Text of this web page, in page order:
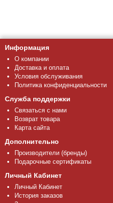
Информация
О компании
Доставка и оплата
Условия обслуживания
Политика конфиденциальности
Служба поддержки
Связаться с нами
Возврат товара
Карта сайта
Дополнительно
Производители (бренды)
Подарочные сертификаты
Личный Кабинет
Личный Кабинет
История заказов